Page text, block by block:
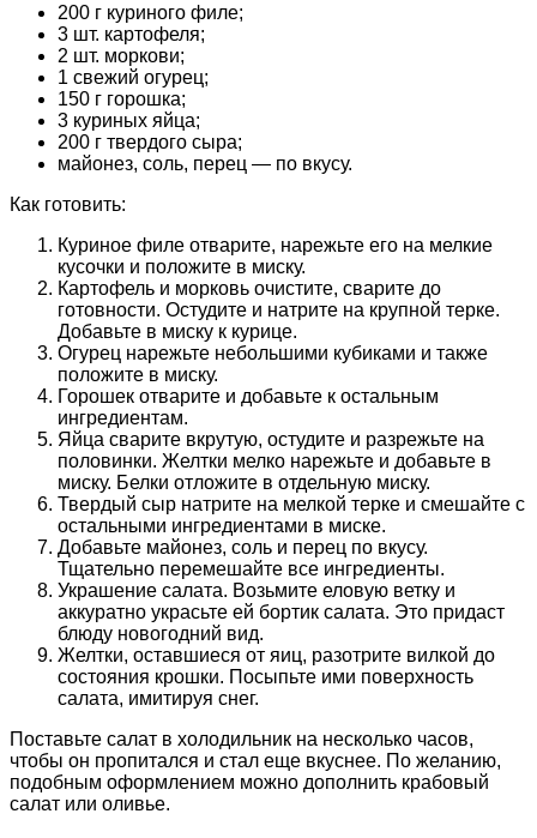
200 г куриного филе;
3 шт. картофеля;
2 шт. моркови;
1 свежий огурец;
150 г горошка;
3 куриных яйца;
200 г твердого сыра;
майонез, соль, перец — по вкусу.
Как готовить:
Куриное филе отварите, нарежьте его на мелкие
кусочки и положите в миску.
Картофель и морковь очистите, сварите до
готовности. Остудите и натрите на крупной терке.
Добавьте в миску к курице.
Огурец нарежьте небольшими кубиками и также
положите в миску.
Горошек отварите и добавьте к остальным
ингредиентам.
Яйца сварите вкрутую, остудите и разрежьте на
половинки. Желтки мелко нарежьте и добавьте в
миску. Белки отложите в отдельную миску.
Твердый сыр натрите на мелкой терке и смешайте с
остальными ингредиентами в миске.
Добавьте майонез, соль и перец по вкусу.
Тщательно перемешайте все ингредиенты.
Украшение салата. Возьмите еловую ветку и
аккуратно украсьте ей бортик салата. Это придаст
блюду новогодний вид.
Желтки, оставшиеся от яиц, разотрите вилкой до
состояния крошки. Посыпьте ими поверхность
салата, имитируя снег.
Поставьте салат в холодильник на несколько часов,
чтобы он пропитался и стал еще вкуснее. По желанию,
подобным оформлением можно дополнить крабовый
салат или оливье.